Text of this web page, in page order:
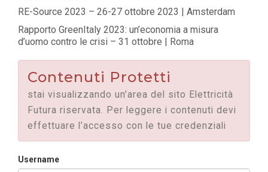
RE-Source 2023 – 26-27 ottobre 2023 | Amsterdam
Rapporto GreenItaly 2023: un’economia a misura
d’uomo contro le crisi – 31 ottobre | Roma
Contenuti Protetti
stai visualizzando un’area del sito Elettricità
Futura riservata. Per leggere i contenuti devi
effettuare l’accesso con le tue credenziali
Username